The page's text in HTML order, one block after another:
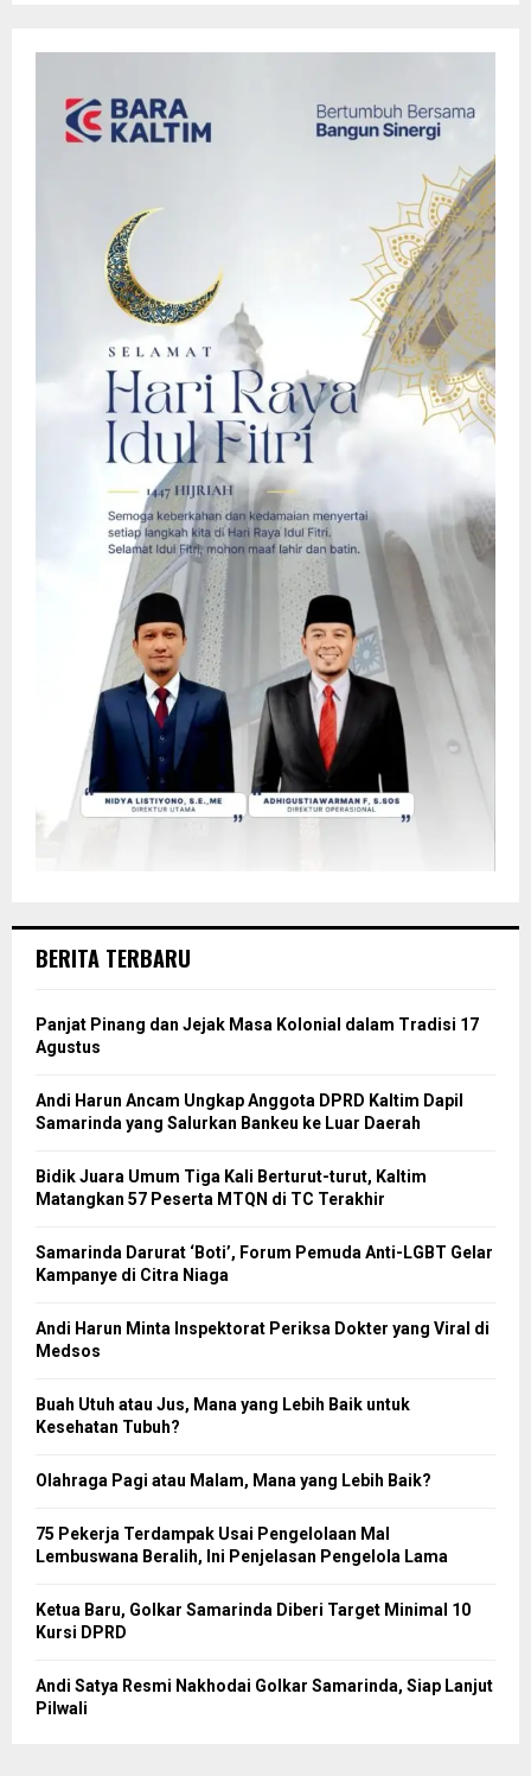
BERITA TERBARU
Panjat Pinang dan Jejak Masa Kolonial dalam Tradisi 17
Agustus
Andi Harun Ancam Ungkap Anggota DPRD Kaltim Dapil
Samarinda yang Salurkan Bankeu ke Luar Daerah
Bidik Juara Umum Tiga Kali Berturut-turut, Kaltim
Matangkan 57 Peserta MTQN di TC Terakhir
Samarinda Darurat ‘Boti’, Forum Pemuda Anti-LGBT Gelar
Kampanye di Citra Niaga
Andi Harun Minta Inspektorat Periksa Dokter yang Viral di
Medsos
Buah Utuh atau Jus, Mana yang Lebih Baik untuk
Kesehatan Tubuh?
Olahraga Pagi atau Malam, Mana yang Lebih Baik?
75 Pekerja Terdampak Usai Pengelolaan Mal
Lembuswana Beralih, Ini Penjelasan Pengelola Lama
Ketua Baru, Golkar Samarinda Diberi Target Minimal 10
Kursi DPRD
Andi Satya Resmi Nakhodai Golkar Samarinda, Siap Lanjut
Pilwali